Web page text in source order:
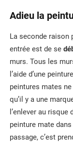
Adieu la
La seconde raison
entrée est de se
murs. Tous les
l’aide d’une
peintures mates
qu’il y a une
l’enlever au
peinture mate
passage, c’est